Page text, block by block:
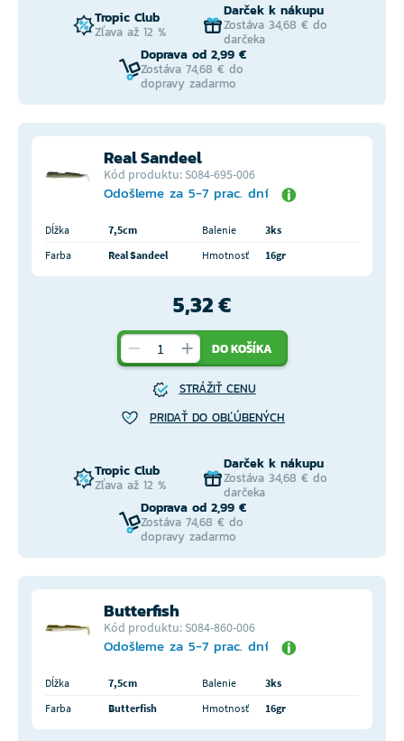
Tropic Club
Zľava až 12 %
Darček k nákupu
Zostáva 34,68 € do
darčeka
Doprava od 2,99 €
Zostáva 74,68 € do
dopravy zadarmo
Real Sandeel
Kód produktu: S084-695-006
Odošleme za 5-7 prac. dní
Dĺžka 7,5cm Balenie
3ks
Farba
Real Sandeel Hmotnosť 16gr
5,32 €
DO KOŠÍKA
STRÁŽIŤ CENU
PRIDAŤ DO OBĽÚBENÝCH
Tropic Club
Zľava až 12 %
Darček k nákupu
Zostáva 34,68 € do
darčeka
Doprava od 2,99 €
Zostáva 74,68 € do
dopravy zadarmo
Butterfish
Kód produktu: S084-860-006
Odošleme za 5-7 prac. dní
Dĺžka 7,5cm Balenie
3ks
Farba
Butterfish Hmotnosť 16gr